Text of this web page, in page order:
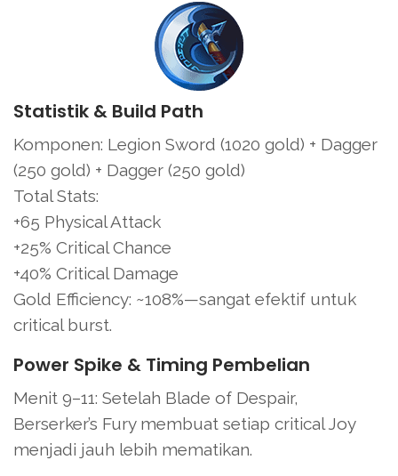
Statistik & Build Path
Komponen: Legion Sword (1020 gold) + Dagger
(250 gold) + Dagger (250 gold)
Total Stats:
+65 Physical Attack
+25% Critical Chance
+40% Critical Damage
Gold Efficiency: ~108%—sangat efektif untuk
critical burst.
Power Spike & Timing Pembelian
Menit 9–11: Setelah Blade of Despair,
Berserker’s Fury membuat setiap critical Joy
menjadi jauh lebih mematikan.